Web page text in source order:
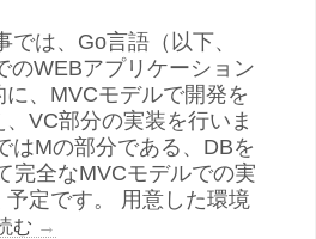
では、Go言語（以下、
のWEBアプリケーション
、MVCモデルで開発を
VC部分の実装を行いま
はMの部分である、DBを
完全なMVCモデルでの実
定です。 用意した環境
む →